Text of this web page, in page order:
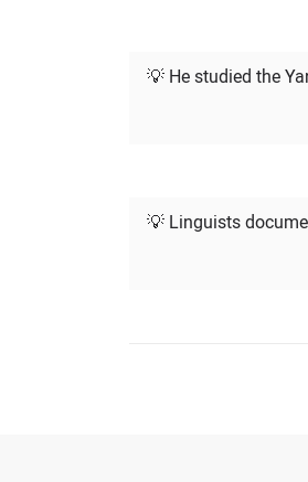
💡 He studied the
💡 Linguists